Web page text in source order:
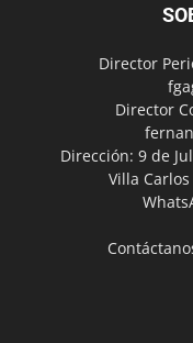
Director
Director
Dirección: 9 de
Villa